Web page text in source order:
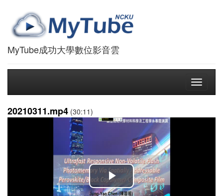
MyTube成功大學數位影音雲
Toggle
20210311.mp4 (30:11)
播